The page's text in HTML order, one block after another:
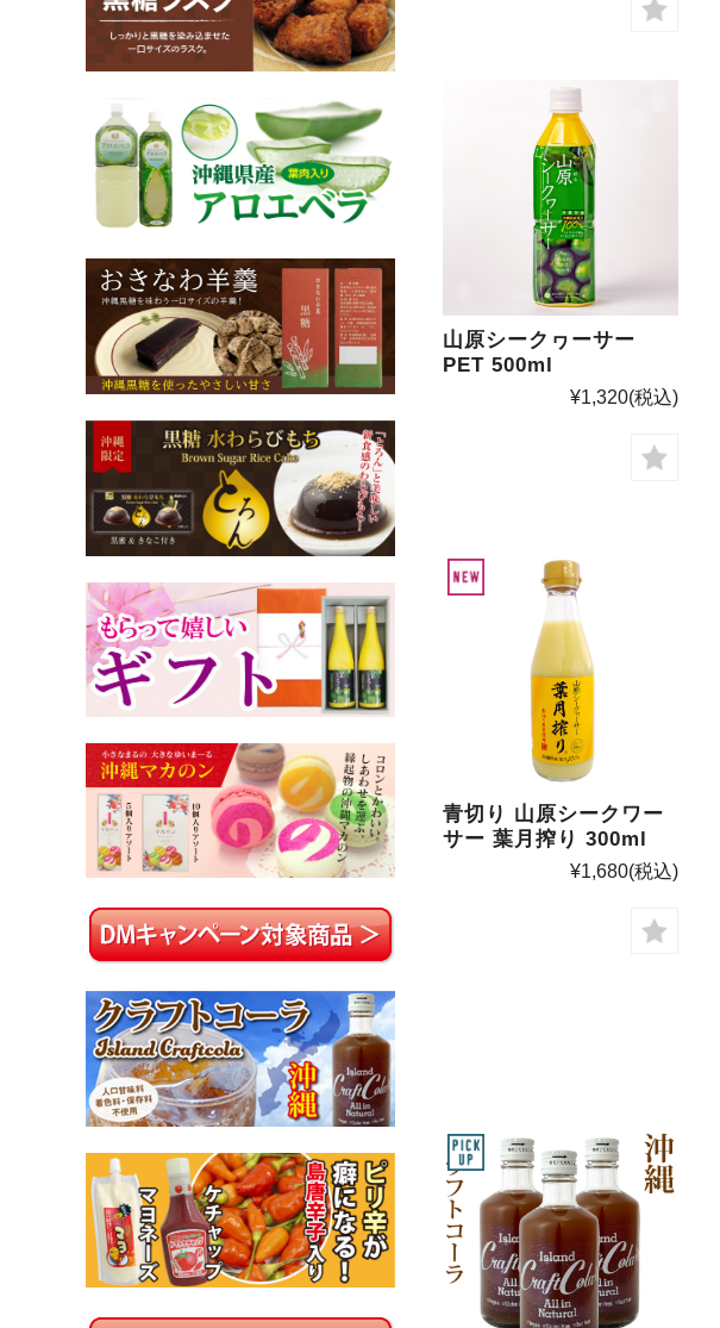
山原シークヮーサー
PET 500ml
¥1,320(税込)
青切り 山原シークワー
サー 葉月搾り 300ml
¥1,680(税込)